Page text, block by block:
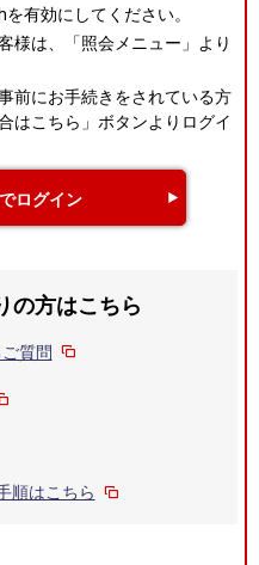
有効にしてください。
様は、「照会メニュー」より
前にお手続きをされている方
はこちら」ボタンよりログイ
ログイン
の方はこちら
質問
順はこちら